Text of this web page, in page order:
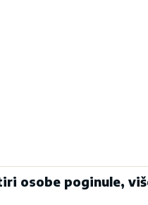
osobe poginule,